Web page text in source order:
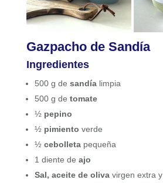
Gazpacho de Sandía
Ingredientes
500 g de sandíalimpia
500 g de tomate
½ pepino
½ pimiento verde
½ cebolletapequeña
1 diente de ajo
Sal, aceite de olivavirgen extra y